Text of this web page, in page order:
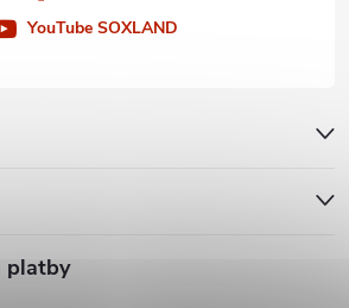
YouTube SOXLAND
platby